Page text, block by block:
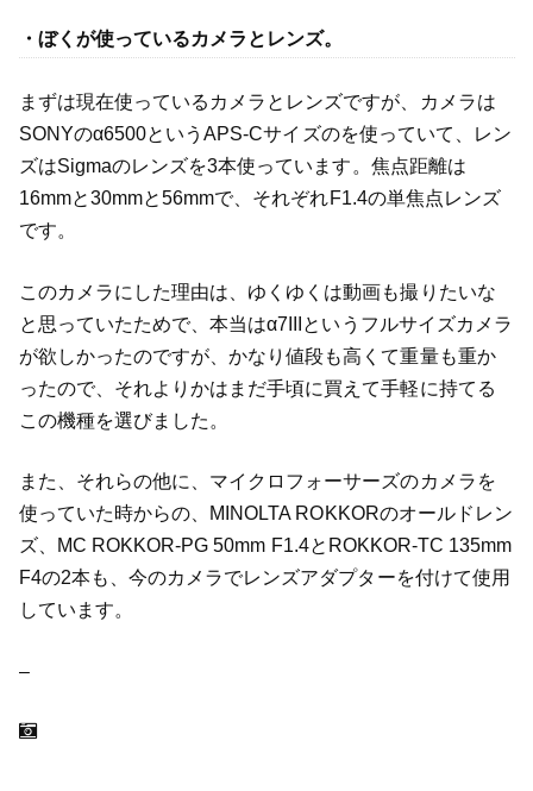
・ぼくが使っているカメラとレンズ。
まずは現在使っているカメラとレンズですが、カメラは
SONYのα6500というAPS-Cサイズのを使っていて、レン
ズはSigmaのレンズを3本使っています。焦点距離は
16mmと30mmと56mmで、それぞれF1.4の単焦点レンズ
です。
このカメラにした理由は、ゆくゆくは動画も撮りたいな
と思っていたためで、本当はα7IIIというフルサイズカメラ
が欲しかったのですが、かなり値段も高くて重量も重か
ったので、それよりかはまだ手頃に買えて手軽に持てる
この機種を選びました。
また、それらの他に、マイクロフォーサーズのカメラを
使っていた時からの、MINOLTA ROKKORのオールドレン
ズ、MC ROKKOR-PG 50mm F1.4とROKKOR-TC 135mm
F4の2本も、今のカメラでレンズアダプターを付けて使用
しています。
–